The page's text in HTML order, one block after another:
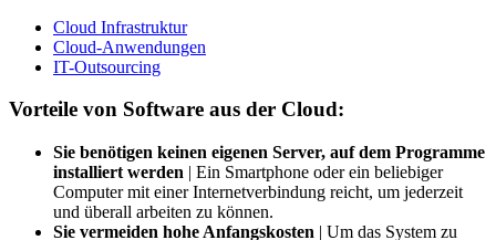
Cloud Infrastruktur
Cloud-Anwendungen
IT-Outsourcing
Vorteile von Software aus der Cloud:
Sie benötigen keinen eigenen Server, auf dem Programme
installiert werden | Ein Smartphone oder ein beliebiger
Computer mit einer Internetverbindung reicht, um jederzeit
und überall arbeiten zu können.
Sie vermeiden hohe Anfangskosten | Um das System zu